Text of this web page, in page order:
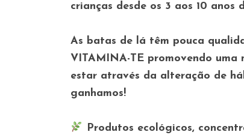
crianças desde os 3 aos 10 anos
As batas de lá têm pouca
VITAMINA-TE promovendo uma
estar através da alteração de
ganhamos!
Produtos ecológicos,